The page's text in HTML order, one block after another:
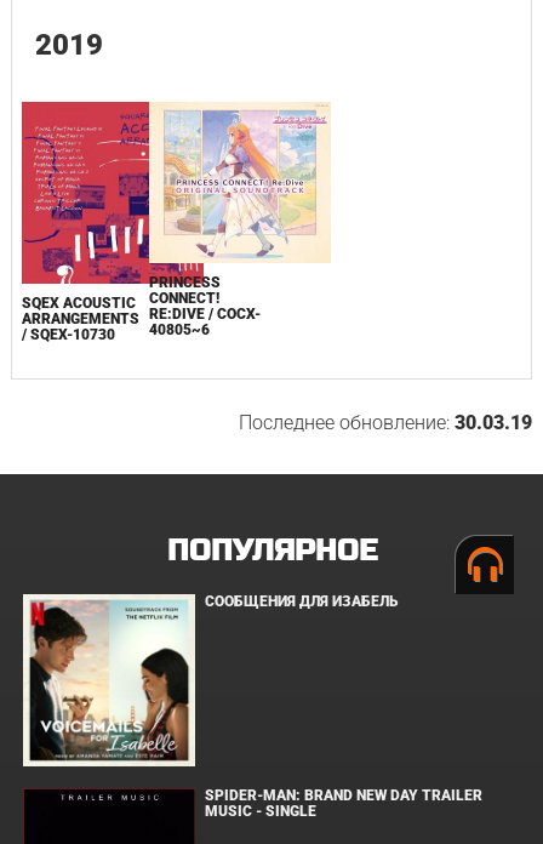
2019
SQEX ACOUSTIC
ARRANGEMENTS
/ SQEX-10730
PRINCESS
CONNECT!
RE:DIVE / COCX-
40805~6
Последнее обновление:30.03.19
ПОПУЛЯРНОЕ
СООБЩЕНИЯ ДЛЯ ИЗАБЕЛЬ
SPIDER-MAN: BRAND NEW DAY TRAILER
MUSIC - SINGLE